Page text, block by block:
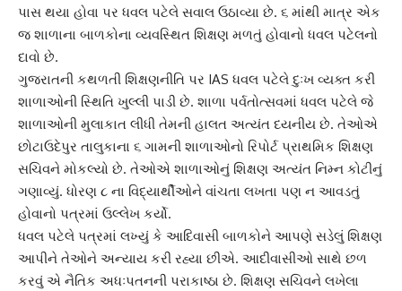
પાસ થયા હોવા પર ધવલ પટેલે સવાલ ઉઠાવ્યા છે. ૬ માંથી માત્ર એક
જ શાળાના બાળકોના વ્યવસ્થિત શિક્ષણ મળતું હોવાનો ધવલ પટેલનો
દાવો છે.
ગુજરાતની કથળતી શિક્ષણનીતિ પર IAS ધવલ પટેલે દુઃખ વ્યક્ત કરી
શાળાઓની સ્થિતિ ખુલ્લી પાડી છે. શાળા પર્વતોત્સવમાં ધવલ પટેલે જે
શાળાઓની મુલાકાત લીધી તેમની હાલત અત્યંત દયનીય છે. તેઓએ
છોટાઉદેપુર તાલુકાના ૬ ગામની શાળાઓનો રિપોર્ટ પ્રાથમિક શિક્ષણ
સચિવને મોકલ્યો છે. તેઓએ શાળાઓનું શિક્ષણ અત્યંત નિમ્ન કોટીનું
ગણાવ્યું. ધોરણ ૮ ના વિદ્યાર્થીઓને વાંચતા લખતા પણ ન આવડતું
હોવાનો પત્રમાં ઉલ્લેખ કર્યો.
ધવલ પટેલે પત્રમાં લખ્યું કે આદિવાસી બાળકોને આપણે સડેલું શિક્ષણ
આપીને તેઓને અન્યાય કરી રહ્યા છીએ. આદીવાસીઓ સાથે છળ
કરવું એ નૈતિક અધઃપતનની પરાકાષ્ઠા છે. શિક્ષણ સચિવને લખેલા